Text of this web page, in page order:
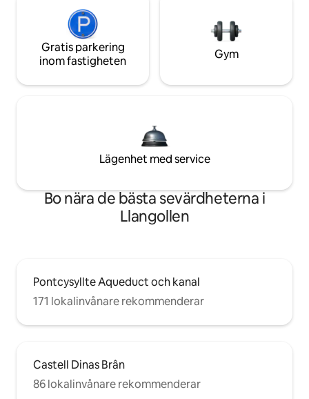
Gratis parkering
inom fastigheten
Gym
Lägenhet med service
Bo nära de bästa sevärdheterna i
Llangollen
Pontcysyllte Aqueduct och kanal
171 lokalinvånare rekommenderar
Castell Dinas Brân
86 lokalinvånare rekommenderar